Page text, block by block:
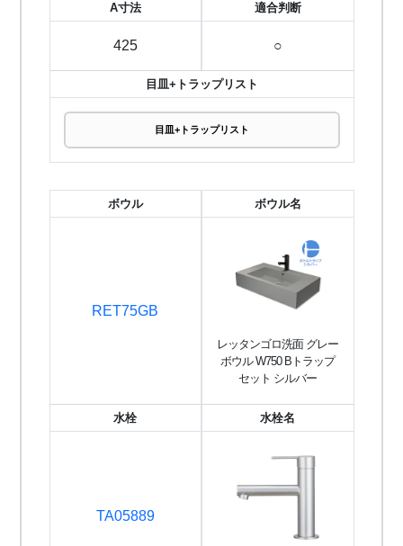
A寸法
425
適合判断
○
目皿+トラップリスト
目皿+トラップリスト
ボウル
RET75GB
ボウル名
レッタンゴロ洗面 グレー
ボウル W750 Bトラップ
セット シルバー
水栓
TA05889
水栓名